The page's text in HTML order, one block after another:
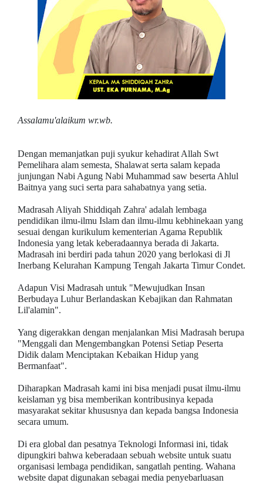
Assalamu'alaikum wr.wb.
Dengan memanjatkan puji syukur kehadirat Allah Swt
Pemelihara alam semesta, Shalawat serta salam kepada
junjungan Nabi Agung Nabi Muhammad saw beserta Ahlul
Baitnya yang suci serta para sahabatnya yang setia.
Madrasah Aliyah Shiddiqah Zahra' adalah lembaga
pendidikan ilmu-ilmu Islam dan ilmu-ilmu kebhinekaan yang
sesuai dengan kurikulum kementerian Agama Republik
Indonesia yang letak keberadaannya berada di Jakarta.
Madrasah ini berdiri pada tahun 2020 yang berlokasi di Jl
Inerbang Kelurahan Kampung Tengah Jakarta Timur Condet.
Adapun Visi Madrasah untuk "Mewujudkan Insan
Berbudaya Luhur Berlandaskan Kebajikan dan Rahmatan
Lil'alamin".
Yang digerakkan dengan menjalankan Misi Madrasah berupa
"Menggali dan Mengembangkan Potensi Setiap Peserta
Didik dalam Menciptakan Kebaikan Hidup yang
Bermanfaat".
Diharapkan Madrasah kami ini bisa menjadi pusat ilmu-ilmu
keislaman yg bisa memberikan kontribusinya kepada
masyarakat sekitar khususnya dan kepada bangsa Indonesia
secara umum.
Di era global dan pesatnya Teknologi Informasi ini, tidak
dipungkiri bahwa keberadaan sebuah website untuk suatu
organisasi lembaga pendidikan, sangatlah penting. Wahana
website dapat digunakan sebagai media penyebarluasan